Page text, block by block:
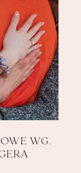
WG.